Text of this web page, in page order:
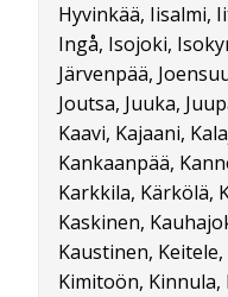
Hyvinkää, Iisalmi,
Ingå, Isojoki,
Järvenpää,
Joutsa, Juuka,
Kaavi, Kajaani,
Kankaanpää,
Karkkila, Kärkölä,
Kaskinen,
Kaustinen,
Kimitoön, Kinnula,